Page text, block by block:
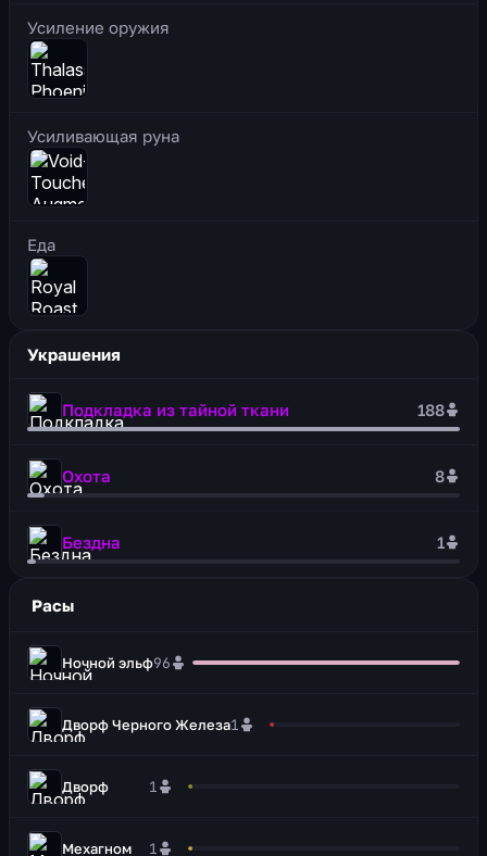
Усиление оружия
Усиливающая руна
Еда
Украшения
Подкладка из тайной ткани 188
Охота 8
Бездна 1
Расы
Ночной эльф96
Дворф Черного Железа1
Дворф 1
Мехагном 1